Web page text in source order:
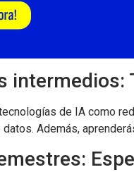
intermedios:
de IA como
Además,